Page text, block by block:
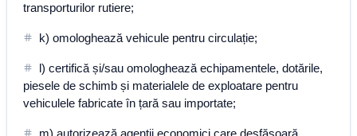
transporturilor rutiere;
k) omologhează vehicule pentru circulație;
l) certifică și/sau omologhează echipamentele, dotările,
piesele de schimb și materialele de exploatare pentru
vehiculele fabricate în țară sau importate;
m) autorizează agenții economici care desfășoară